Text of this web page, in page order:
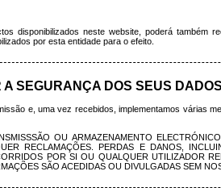
disponibilizados neste website, poderá também
por esta entidade para o efeito.
SEGURANÇA DOS SEUS
e, uma vez recebidos, implementamos várias
OU ARMAZENAMENTO
RECLAMAÇÕES. PERDAS E DANOS,
POR SI OU QUALQUER UTILIZADOR
SÃO ACEDIDAS OU DIVULGADAS SEM